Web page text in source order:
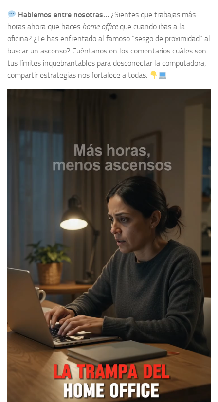
Hablemos entre nosotras… ¿Sientes que trabajas más
horas ahora que haces home officeque cuando ibas a la
oficina? ¿Te has enfrentado al famoso “sesgo de proximidad” al
buscar un ascenso? Cuéntanos en los comentarios cuáles son
tus límites inquebrantables para desconectar la computadora;
compartir estrategias nos fortalece a todas.